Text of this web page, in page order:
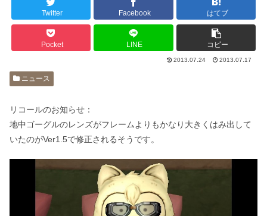
Twitter Facebook はてブ
Pocket LINE コピー
2013.07.24 2013.07.17
ニュース
リコールのお知らせ：
地中ゴーグルのレンズがフレームよりもかなり大きくはみ出して
いたのがVer1.5で修正されるそうです。